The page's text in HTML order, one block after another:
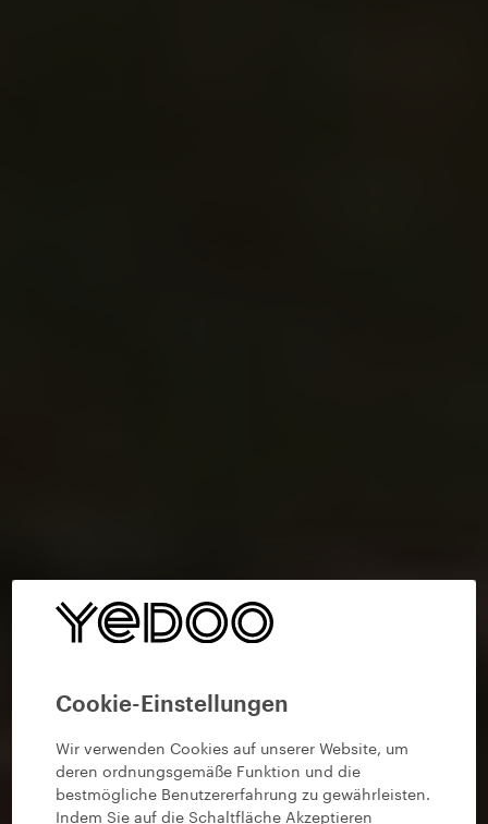
Cookie-Einstellungen
Wir verwenden Cookies auf unserer Website, um
deren ordnungsgemäße Funktion und die
bestmögliche Benutzererfahrung zu gewährleisten.
Indem Sie auf die Schaltfläche Akzeptieren